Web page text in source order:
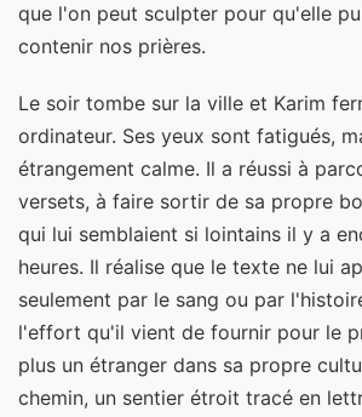
que l'on peut sculpter pour qu'elle
contenir nos prières.
Le soir tombe sur la ville et Karim
ordinateur. Ses yeux sont fatigués,
étrangement calme. Il a réussi à
versets, à faire sortir de sa propre
qui lui semblaient si lointains il y a
heures. Il réalise que le texte ne lui
seulement par le sang ou par
l'effort qu'il vient de fournir pour le
plus un étranger dans sa propre
chemin, un sentier étroit tracé en